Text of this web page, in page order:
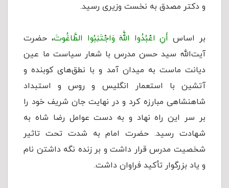
و دکتر مصدق به نخست وزیری رسید.
بر اساس أَنِ اعْبُدُوا اللَّهَ وَاجْتَنِبُوا الطَّاغُوتَ، حضرت
آیت‌الله سید حسن مدرس با شعار سیاست ما عین
دیانت ماست به میدان آمد و با نطق‌های کوبنده و
آتشین با استعمار انگلیس و روس و استبداد
شاهنشاهی مبارزه کرد و در نهایت جان شریف خود را
بر سر این راه نهاد و به دست عوامل رضا شاه به
شهادت رسید. حضرت امام به شدت تحت تاثیر
شخصیت مدرس قرار داشت و بر زنده نگه داشتن نام
و یاد بزرگوار تأکید فراوان داشت.